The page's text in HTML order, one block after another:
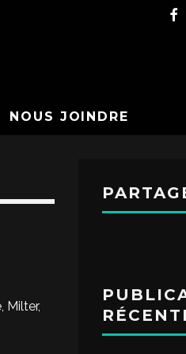
NOUS JOINDRE
Milter,